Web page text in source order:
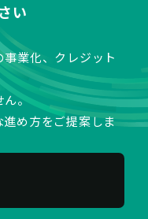
い
業化、クレジット
ん。
め方をご提案しま